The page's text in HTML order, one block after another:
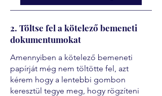
2. Töltse fel a kötelező bemeneti
dokumentumokat
Amennyiben a kötelező bemeneti
papírját még nem töltötte fel, azt
kérem hogy a lentebbi gombon
keresztül tegye meg, hogy rögzíteni